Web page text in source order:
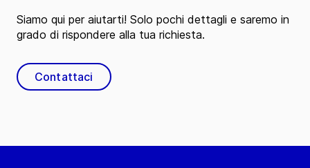
Siamo qui per aiutarti! Solo pochi dettagli e saremo in
grado di rispondere alla tua richiesta.
Contattaci